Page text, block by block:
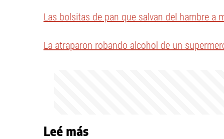
Las bolsitas de pan que salvan del hambre a
La atraparon robando alcohol de un
Leé más